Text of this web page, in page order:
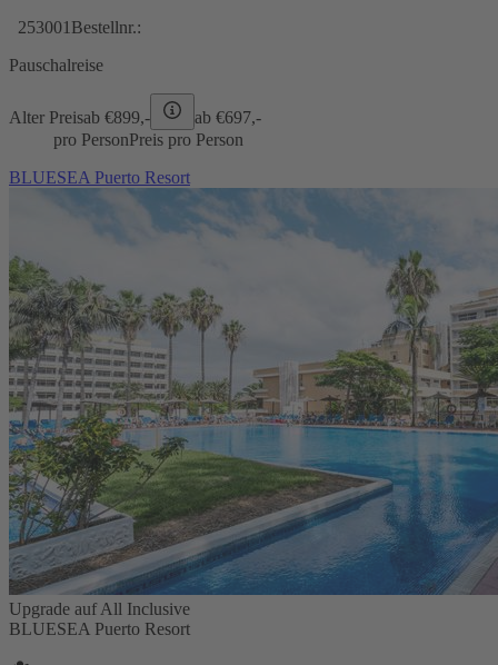
253001 Bestellnr.:
Pauschalreise
Alter Preisab €899,- ab €697,-
pro PersonPreis pro Person
BLUESEA Puerto Resort
Upgrade auf All Inclusive
BLUESEA Puerto Resort